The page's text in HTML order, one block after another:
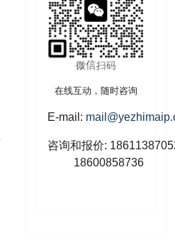
在线互动，随时咨询
E-mail:
咨询和报价:
18600858736